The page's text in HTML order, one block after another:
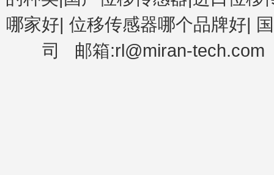
哪家好| 位移传感器哪个品牌好|
司
邮箱:rl@miran-